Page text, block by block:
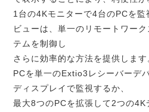
1台の4Kモニターで4台のPCを
ビューは、単一のリモートワー
テムを制御し
さらに効率的な方法を提供しま
PCを単一のExtio3レシーバーデ
ディスプレイで監視するか、
最大8つのPCを拡張して2つの4K